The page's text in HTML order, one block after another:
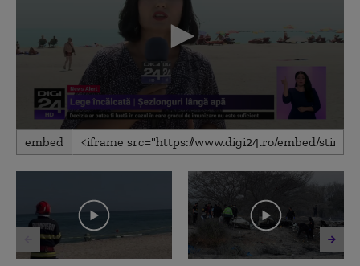
0
seconds
1
seconds
embed